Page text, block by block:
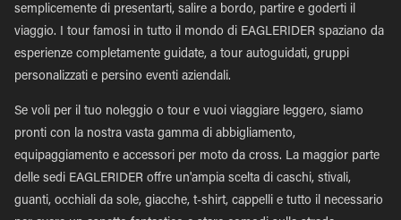
semplicemente di presentarti, salire a bordo, partire e goderti il
viaggio. I tour famosi in tutto il mondo di EAGLERIDER spaziano da
esperienze completamente guidate, a tour autoguidati, gruppi
personalizzati e persino eventi aziendali.
Se voli per il tuo noleggio o tour e vuoi viaggiare leggero, siamo
pronti con la nostra vasta gamma di abbigliamento,
equipaggiamento e accessori per moto da cross. La maggior parte
delle sedi EAGLERIDER offre un'ampia scelta di caschi, stivali,
guanti, occhiali da sole, giacche, t-shirt, cappelli e tutto il necessario